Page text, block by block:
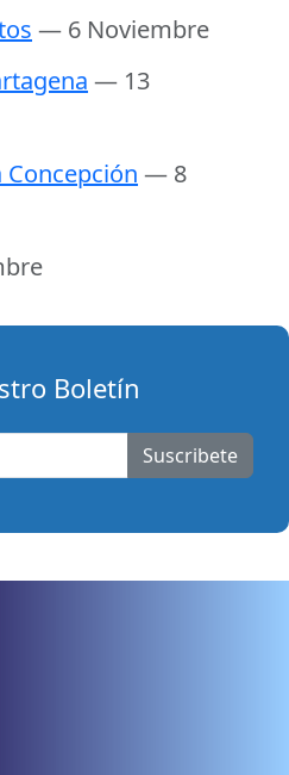
— 6 Noviembre
— 13
— 8
Boletín
Suscribete